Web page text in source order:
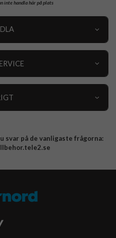
inte handla här på plats
svar på de vanligaste frågorna: